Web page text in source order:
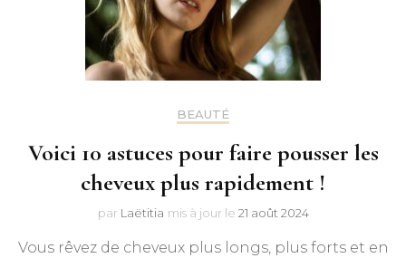
BEAUTÉ
Voici 10 astuces pour faire pousser les
cheveux plus rapidement !
par Laëtitia mis à jour le 21 août 2024
Vous rêvez de cheveux plus longs, plus forts et en